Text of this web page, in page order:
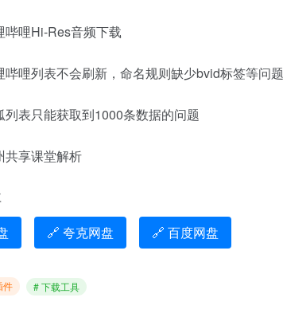
哔哩Hi-Res音频下载
哔哩列表不会刷新，命名规则缺少bvid标签等问题
列表只能获取到1000条数据的问题
共享课堂解析
🔗 夸克网盘 🔗 百度网盘
件 # 下载工具